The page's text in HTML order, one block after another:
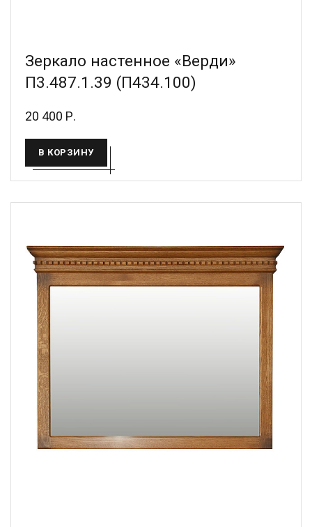
Зеркало настенное «Верди»
П3.487.1.39 (П434.100)
20 400 Р.
В КОРЗИНУ